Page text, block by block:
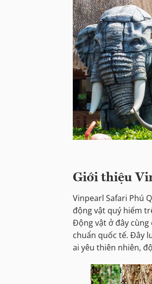
Giới thiệu
Vinpearl Safari Phú
động vật quý hiếm
Động vật ở đây
chuẩn quốc tế. Đây
ai yêu thiên nhiên,